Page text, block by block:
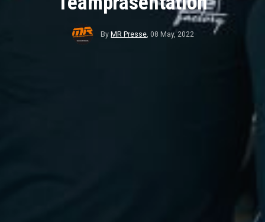
By MR Presse,08 May, 2022